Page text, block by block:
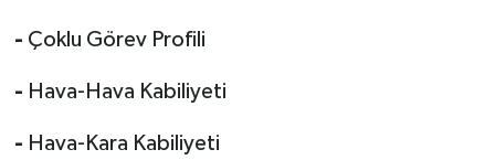
- Çoklu Görev Profili
- Hava-Hava Kabiliyeti
- Hava-Kara Kabiliyeti